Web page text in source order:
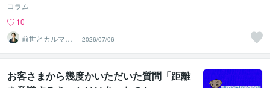
コラム
10
前世とカルマの
翻訳者 Haku
2026/07/06
お客さまから幾度かいただいた質問「距離